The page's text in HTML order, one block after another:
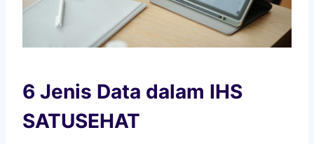
6 Jenis Data dalam IHS
SATUSEHAT